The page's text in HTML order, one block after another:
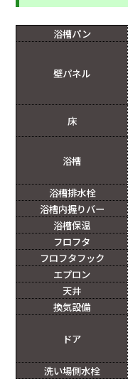
浴槽パン
壁パネル
床
浴槽
浴槽排水栓
浴槽内握りバー
浴槽保温
フロフタ
フロフタフック
エプロン
天井
換気設備
ドア
洗い場側水栓